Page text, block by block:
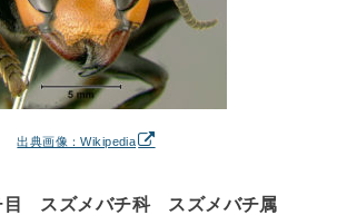
出典画像：Wikipedia
ズメバチ科 スズメバチ属